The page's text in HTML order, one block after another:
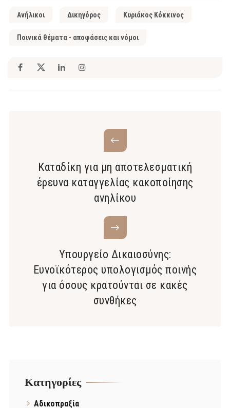
Ανήλικοι Δικηγόρος Κυριάκος Κόκκινος
Ποινικά θέματα - αποφάσεις και νόμοι
Καταδίκη για μη αποτελεσματική
έρευνα καταγγελίας κακοποίησης
ανηλίκου
Υπουργείο Δικαιοσύνης:
Ευνοϊκότερος υπολογισμός ποινής
για όσους κρατούνται σε κακές
συνθήκες
Kατηγορίες
Αδικοπραξία